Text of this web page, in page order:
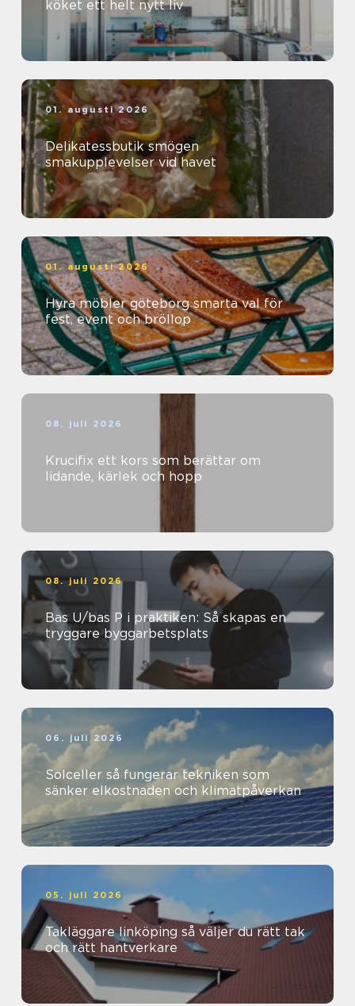
köket ett helt nytt liv
01. augusti 2026
Delikatessbutik smögen
smakupplevelser vid havet
01. augusti 2026
Hyra möbler göteborg smarta val för
fest, event och bröllop
08. juli 2026
Krucifix ett kors som berättar om
lidande, kärlek och hopp
08. juli 2026
Bas U/bas P i praktiken: Så skapas en
tryggare byggarbetsplats
06. juli 2026
Solceller så fungerar tekniken som
sänker elkostnaden och klimatpåverkan
05. juli 2026
Takläggare linköping så väljer du rätt tak
och rätt hantverkare